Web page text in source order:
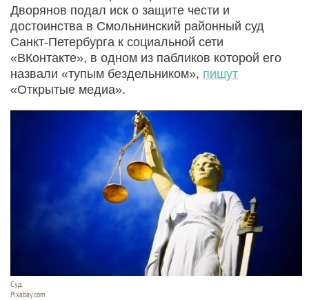
Дворянов подал иск о защите чести и
достоинства в Смольнинский районный суд
Санкт-Петербурга к социальной сети
«ВКонтакте», в одном из пабликов которой его
назвали «тупым бездельником», пишут
«Открытые медиа».
Суд.
Pixabay.com